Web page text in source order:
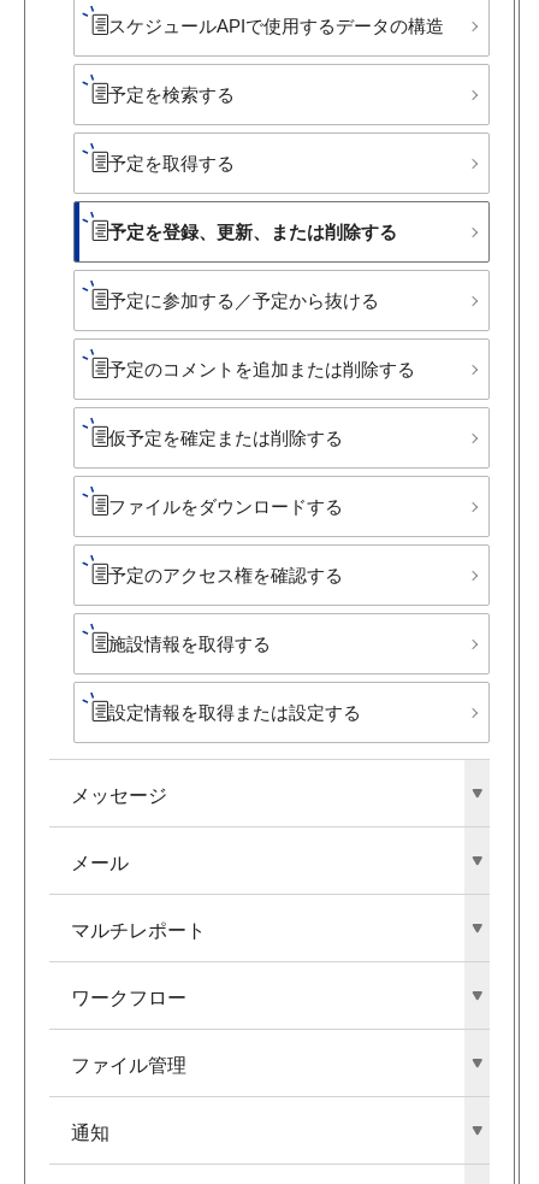
スケジュールAPIで​使用する​データの​構造
予定を​検索する
予定を​取得する
予定を​登録、​更新、​または​削除する
予定に​参加する​／予定から​抜ける
予定の​コメントを​追加または​削除する
仮予定を​確定または​削除する
ファイルを​ダウンロードする
予定の​アクセス権を​確認する
施設情報を​取得する
設定情報を​取得または​設定する
メッセージ
メール
マルチレポート
ワークフロー
ファイル管理
通知